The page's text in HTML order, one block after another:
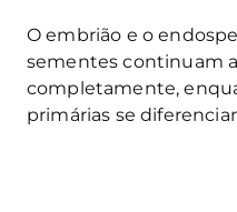
O embrião e o
sementes continuam
completamente,
primárias se